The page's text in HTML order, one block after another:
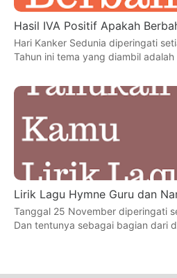
Hasil IVA Positif Apakah
Hari Kanker Sedunia diperingati
Tahun ini tema yang diambil adalah
Lirik Lagu Hymne Guru dan
Tanggal 25 November diperingati
Dan tentunya sebagai bagian dari